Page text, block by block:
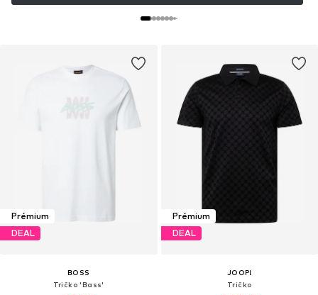
Prémium
DEAL
BOSS
Tričko 'Bass'
Prémium
DEAL
JOOP!
Tričko